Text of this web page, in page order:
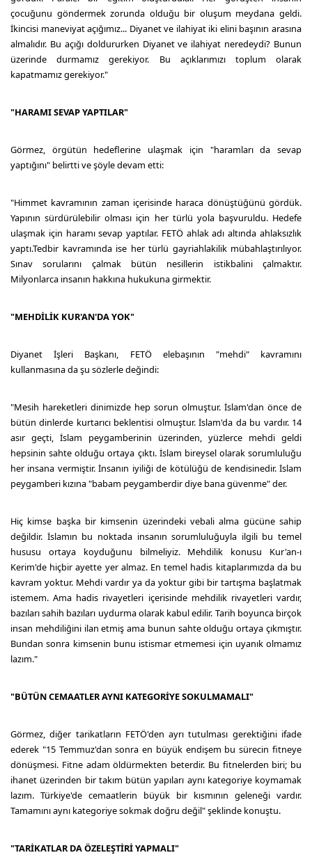
çocuğunu göndermek zorunda olduğu bir oluşum meydana geldi.
İkincisi maneviyat açığımız... Diyanet ve ilahiyat iki elini başının arasına
almalıdır. Bu açığı doldururken Diyanet ve ilahiyat neredeydi? Bunun
üzerinde durmamız gerekiyor. Bu açıklarımızı toplum olarak
kapatmamız gerekiyor."
"HARAMI SEVAP YAPTILAR"
Görmez, örgütün hedeflerine ulaşmak için "haramları da sevap
yaptığını" belirtti ve şöyle devam etti:
"Himmet kavramının zaman içerisinde haraca dönüştüğünü gördük.
Yapının sürdürülebilir olması için her türlü yola başvuruldu. Hedefe
ulaşmak için haramı sevap yaptılar. FETÖ ahlak adı altında ahlaksızlık
yaptı.Tedbir kavramında ise her türlü gayriahlakilik mübahlaştırılıyor.
Sınav sorularını çalmak bütün nesillerin istikbalini çalmaktır.
Milyonlarca insanın hakkına hukukuna girmektir.
"MEHDİLİK KUR'AN'DA YOK"
Diyanet İşleri Başkanı, FETÖ elebaşının "mehdi" kavramını
kullanmasına da şu sözlerle değindi:
"Mesih hareketleri dinimizde hep sorun olmuştur. İslam'dan önce de
bütün dinlerde kurtarıcı beklentisi olmuştur. İslam'da da bu vardır. 14
asır geçti, İslam peygamberinin üzerinden, yüzlerce mehdi geldi
hepsinin sahte olduğu ortaya çıktı. İslam bireysel olarak sorumluluğu
her insana vermiştir. İnsanın iyiliği de kötülüğü de kendisinedir. İslam
peygamberi kızına "babam peygamberdir diye bana güvenme" der.
Hiç kimse başka bir kimsenin üzerindeki vebali alma gücüne sahip
değildir. İslamın bu noktada insanın sorumluluğuyla ilgili bu temel
hususu ortaya koyduğunu bilmeliyiz. Mehdilik konusu Kur'an-ı
Kerim'de hiçbir ayette yer almaz. En temel hadis kitaplarımızda da bu
kavram yoktur. Mehdi vardır ya da yoktur gibi bir tartışma başlatmak
istemem. Ama hadis rivayetleri içerisinde mehdilik rivayetleri vardır,
bazıları sahih bazıları uydurma olarak kabul edilir. Tarih boyunca birçok
insan mehdiliğini ilan etmiş ama bunun sahte olduğu ortaya çıkmıştır.
Bundan sonra kimsenin bunu istismar etmemesi için uyanık olmamız
lazım."
"BÜTÜN CEMAATLER AYNI KATEGORİYE SOKULMAMALI"
Görmez, diğer tarikatların FETÖ'den ayrı tutulması gerektiğini ifade
ederek "15 Temmuz'dan sonra en büyük endişem bu sürecin fitneye
dönüşmesi. Fitne adam öldürmekten beterdir. Bu fitnelerden biri; bu
ihanet üzerinden bir takım bütün yapıları aynı kategoriye koymamak
lazım. Türkiye'de cemaatlerin büyük bir kısmının geleneği vardır.
Tamamını aynı kategoriye sokmak doğru değil" şeklinde konuştu.
"TARİKATLAR DA ÖZELEŞTİRİ YAPMALI"